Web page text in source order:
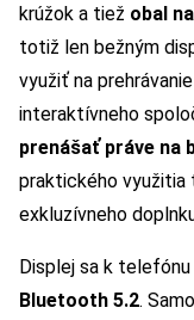
krúžok a tiež obal
totiž len bežným
využiť na
interaktívneho
prenášať práve na
praktického využitia
exkluzívneho
Displej sa k
Bluetooth 5.2.